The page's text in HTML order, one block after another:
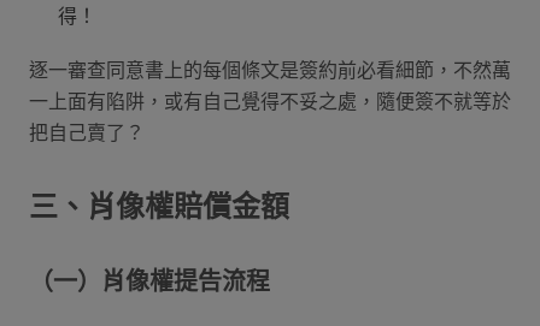
得！
逐一審查同意書上的每個條文是簽約前必看細節，不然萬
一上面有陷阱，或有自己覺得不妥之處，隨便簽不就等於
把自己賣了？
三、肖像權賠償金額
（一）肖像權提告流程